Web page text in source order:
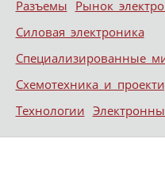
Разъемы Рынок
Силовая электроника
Специализированные
Схемотехника и
Технологии